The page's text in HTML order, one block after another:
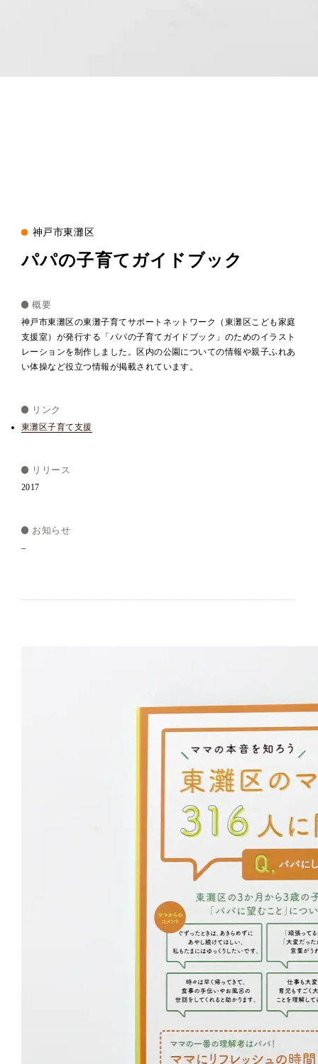
パパの子育てガイドブック
神戸市東灘区
概要
神戸市東灘区の東灘子育てサポートネットワーク（東灘区こども家庭
支援室）が発行する「パパの子育てガイドブック」のためのイラスト
レーションを制作しました。区内の公園についての情報や親子ふれあ
い体操など役立つ情報が掲載されています。
リンク
東灘区子育て支援
リリース
2017
お知らせ
–